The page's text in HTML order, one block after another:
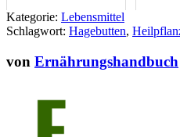
es gibt
Kategorie: Lebensmittel
Schlagwort: Hagebutten,
von Ernährungshandbuch